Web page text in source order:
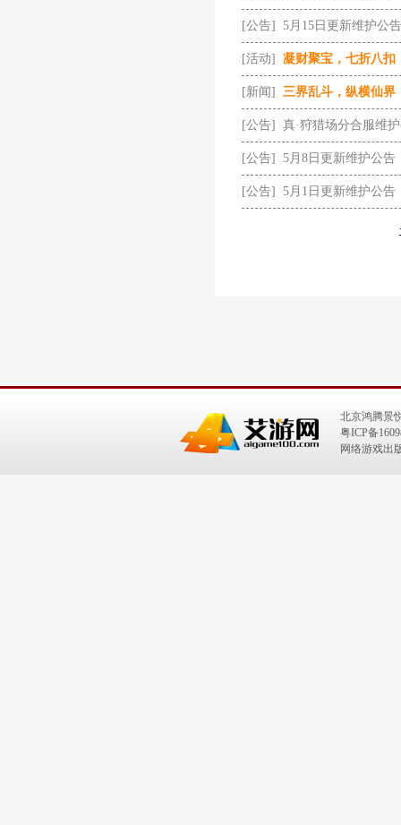
[公告] 5月15日更新维护公告
[活动] 凝财聚宝，七折八扣
[新闻] 三界乱斗，纵横仙界
[公告] 真·狩猎场分合服维
[公告] 5月8日更新维护公告
[公告] 5月1日更新维护公告
北京鸿腾景
粤ICP备
网络游戏出